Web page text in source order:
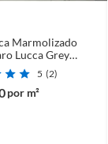
Marmolizado
Lucca Grey
1.44m25 (2)
por m²